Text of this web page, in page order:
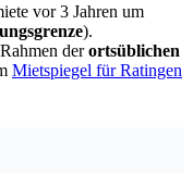
vor 3 Jahren um
).
derortsüblichen
Mietspiegel für Ratingen